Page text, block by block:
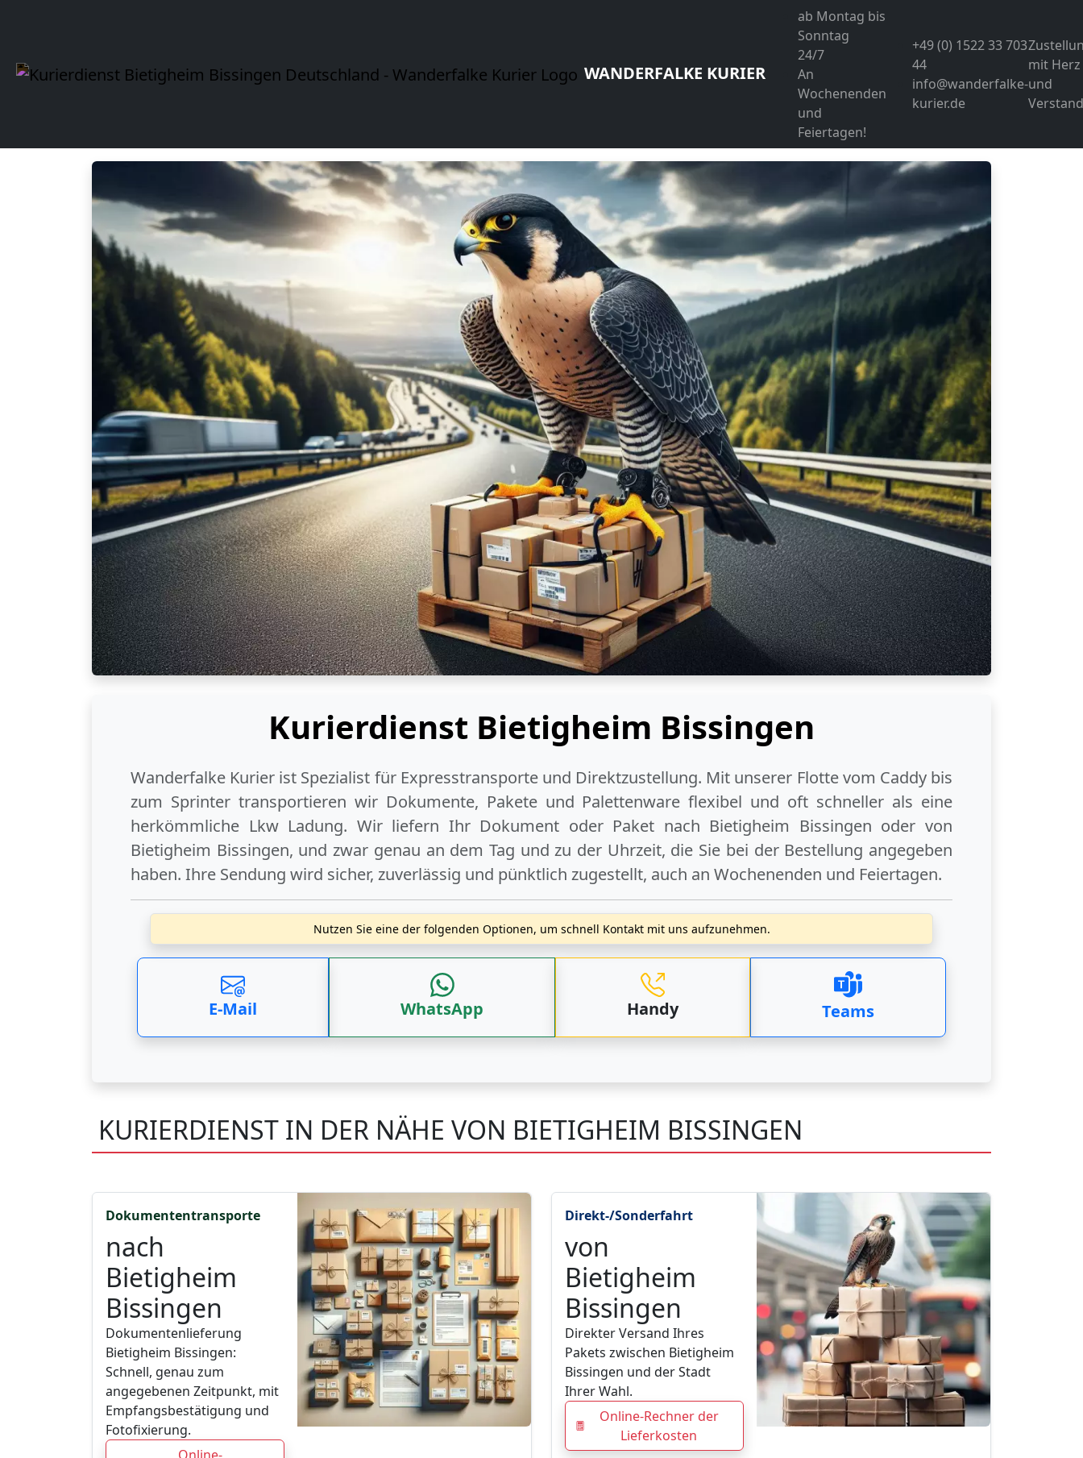
WANDERFALKE KURIER
ab Montag bis
Sonntag
24/7
An
Wochenenden
und
Feiertagen!
+49 (0) 1522 33 703
44
info@wanderfalke-
kurier.de
mit Herz
und
Kurierdienst Bietigheim Bissingen
Wanderfalke Kurier ist Spezialist für Expresstransporte und Direktzustellung. Mit unserer Flotte vom Caddy bis
zum Sprinter transportieren wir Dokumente, Pakete und Palettenware flexibel und oft schneller als eine
herkömmliche Lkw Ladung. Wir liefern Ihr Dokument oder Paket nach Bietigheim Bissingen odervon
Bietigheim Bissingen, und zwar genau an dem Tag und zu der Uhrzeit, die Sie bei der Bestellung angegeben
haben. Ihre Sendung wird sicher, zuverlässig und pünktlich zugestellt, auch an Wochenenden und Feiertagen.
Nutzen Sie eine der folgenden Optionen, um schnell Kontakt mit uns aufzunehmen.
E-Mail WhatsApp Handy Teams
KURIERDIENST IN DER NÄHE VON BIETIGHEIM BISSINGEN
Direkt-/Sonderfahrt
von
Bietigheim
Bissingen
Direkter Versand Ihres
Pakets zwischen Bietigheim
Bissingen und der Stadt
Ihrer Wahl.
Online-Rechner der
Lieferkosten
Dokumententransporte
nach
Bietigheim
Bissingen
Dokumentenlieferung
Bietigheim Bissingen:
Schnell, genau zum
angegebenen Zeitpunkt, mit
Empfangsbestätigung und
Fotofixierung.